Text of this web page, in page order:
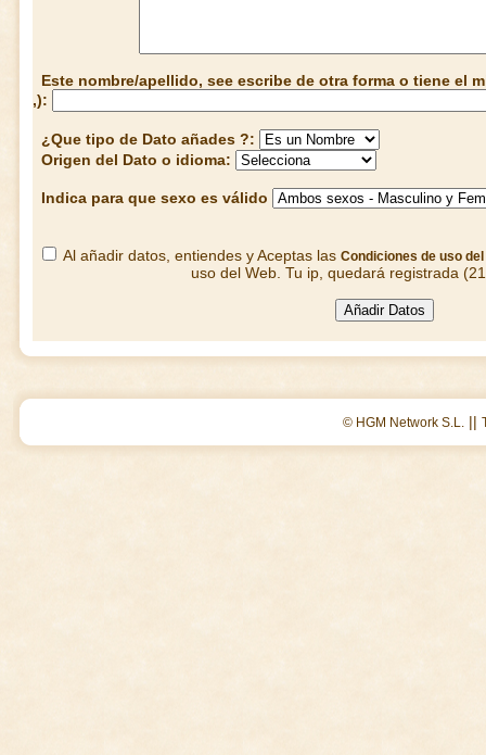
Este nombre/apellido, see escribe de otra forma o tiene el
,):
¿Que tipo de Dato añades ?:
Origen del Dato o idioma:
Indica para que sexo es válido
Al añadir datos, entiendes y Aceptas las Condiciones de uso del
uso del Web. Tu ip, quedará registrada
© HGM Network S.L. ||